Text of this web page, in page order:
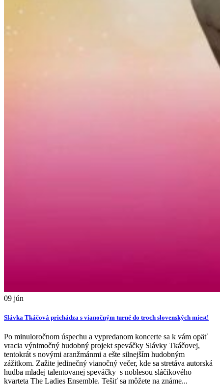
09 jún
Slávka Tkáčová prichádza s vianočným turné do troch slovenských miest!
Po minuloročnom úspechu a vypredanom koncerte sa k vám opäť
vracia výnimočný hudobný projekt speváčky Slávky Tkáčovej,
tentokrát s novými aranžmánmi a ešte silnejším hudobným
zážitkom. Zažite jedinečný vianočný večer, kde sa stretáva autorská
hudba mladej talentovanej speváčky s noblesou sláčikového
kvarteta The Ladies Ensemble. Tešiť sa môžete na známe...